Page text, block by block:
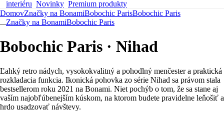
interiéru Novinky Premium produkty
DomovZnačky na BonamiBobochic ParisBobochic Paris
...Značky na BonamiBobochic Paris
Bobochic Paris · Nihad
Ľahký retro nádych, vysokokvalitný a pohodlný menčester a praktická
rozkladacia funkcia. Ikonická pohovka zo série Nihad sa právom stala
bestsellerom roku 2021 na Bonami. Niet pochýb o tom, že sa stane aj
vaším najobľúbenejším kúskom, na ktorom budete pravidelne leňošiť a
hrdo usadzovať návštevy.